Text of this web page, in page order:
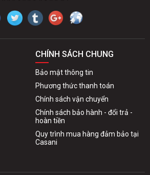
CHÍNH SÁCH CHUNG
Bảo mật thông tin
Phương thức thanh toán
Chính sách vận chuyển
Chính sách bảo hành - đổi trả -
hoàn tiền
Quy trình mua hàng đảm bảo tại
Casani